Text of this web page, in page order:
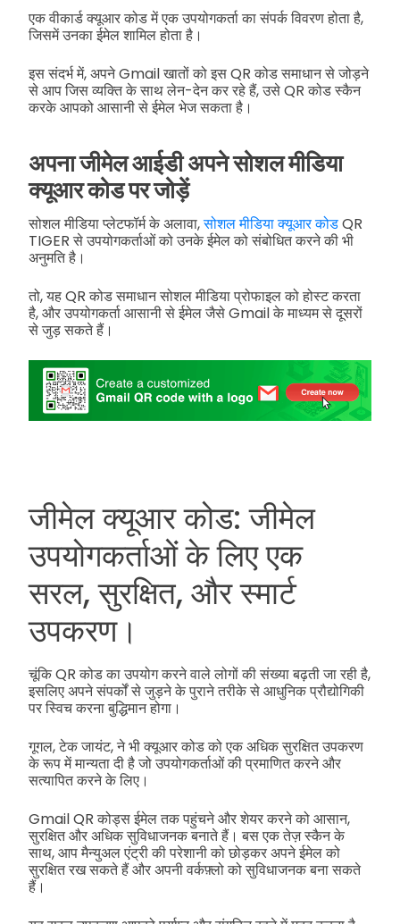
एक वीकार्ड क्यूआर कोड में एक उपयोगकर्ता का संपर्क विवरण होता है,
जिसमें उनका ईमेल शामिल होता है।
इस संदर्भ में, अपने Gmail खातों को इस QR कोड समाधान से जोड़ने
से आप जिस व्यक्ति के साथ लेन-देन कर रहे हैं, उसे QR कोड स्कैन
करके आपको आसानी से ईमेल भेज सकता है।
अपना जीमेल आईडी अपने सोशल मीडिया
क्यूआर कोड पर जोड़ें
सोशल मीडिया प्लेटफॉर्म के अलावा,सोशल मीडिया क्यूआर कोडQR
TIGER से उपयोगकर्ताओं को उनके ईमेल को संबोधित करने की भी
अनुमति है।
तो, यह QR कोड समाधान सोशल मीडिया प्रोफाइल को होस्ट करता
है, और उपयोगकर्ता आसानी से ईमेल जैसे Gmail के माध्यम से दूसरों
से जुड़ सकते हैं।
जीमेल क्यूआर कोड: जीमेल
उपयोगकर्ताओं के लिए एक
सरल, सुरक्षित, और स्मार्ट
उपकरण।
चूंकि QR कोड का उपयोग करने वाले लोगों की संख्या बढ़ती जा रही है,
इसलिए अपने संपर्कों से जुड़ने के पुराने तरीके से आधुनिक प्रौद्योगिकी
पर स्विच करना बुद्धिमान होगा।
गूगल, टेक जायंट, ने भी क्यूआर कोड को एक अधिक सुरक्षित उपकरण
के रूप में मान्यता दी है जो उपयोगकर्ताओं की प्रमाणित करने और
सत्यापित करने के लिए।
Gmail QR कोड्स ईमेल तक पहुंचने और शेयर करने को आसान,
सुरक्षित और अधिक सुविधाजनक बनाते हैं। बस एक तेज़ स्कैन के
साथ, आप मैन्युअल एंट्री की परेशानी को छोड़कर अपने ईमेल को
सुरक्षित रख सकते हैं और अपनी वर्कफ़्लो को सुविधाजनक बना सकते
हैं।